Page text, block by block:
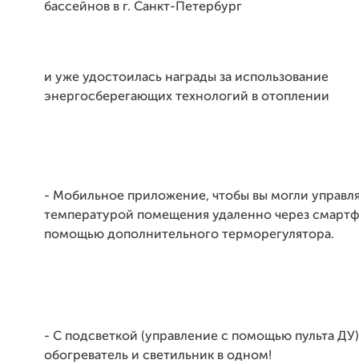
бассейнов в г. Санкт-Петербург
и уже удостоилась награды за использование
энергосберегающих технологий в отоплении
- Мобильное приложение, чтобы вы могли
температурой помещения удаленно через
помощью дополнительного терморегулятора.
- С подсветкой (управление с помощью пульта
обогреватель и светильник в одном!